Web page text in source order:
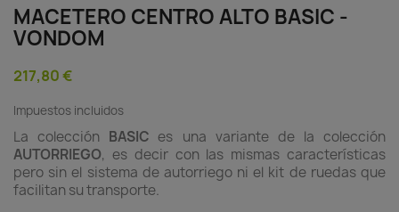
MACETERO CENTRO ALTO BASIC -
VONDOM
217,80 €
Impuestos incluidos
La colección BASIC es una variante de la colección
AUTORRIEGO, es decir con las mismas características
pero sin el sistema de autorriego ni el kit de ruedas que
facilitan su transporte.